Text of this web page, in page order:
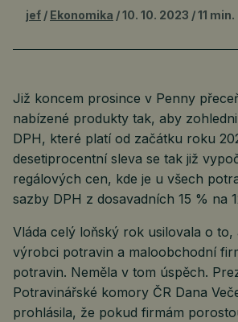
jef Ekonomika 10. 10. 2023 11 min.
Již koncem prosince v Penny
nabízené produkty tak, aby
DPH, které platí od začátku roku
desetiprocentní sleva se tak již
regálových cen, kde je u všech
sazby DPH z dosavadních 15 % na
Vláda celý loňský rok usilovala o to,
výrobci potravin a maloobchodní
potravin. Neměla v tom úspěch.
Potravinářské komory ČR Dana
prohlásila, že pokud firmám